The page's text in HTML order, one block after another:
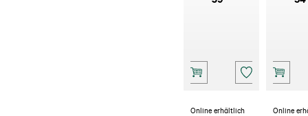
Online erhältlich Online